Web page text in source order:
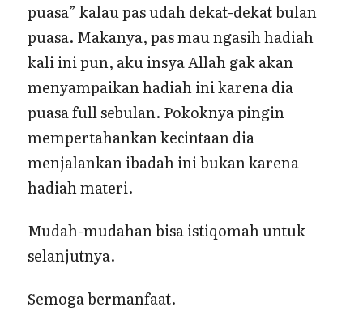
puasa” kalau pas udah dekat-dekat bulan
puasa. Makanya, pas mau ngasih hadiah
kali ini pun, aku insya Allah gak akan
menyampaikan hadiah ini karena dia
puasa full sebulan. Pokoknya pingin
mempertahankan kecintaan dia
menjalankan ibadah ini bukan karena
hadiah materi.
Mudah-mudahan bisa istiqomah untuk
selanjutnya.
Semoga bermanfaat.